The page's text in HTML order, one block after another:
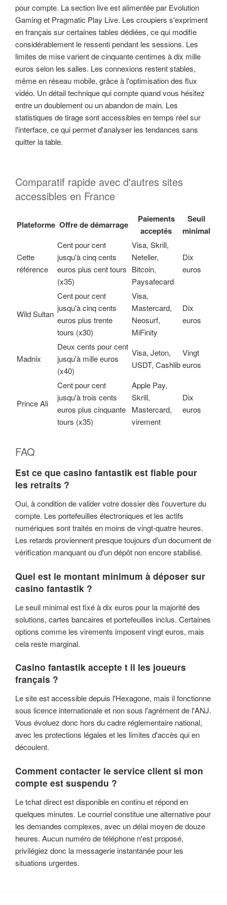
pour compte. La section live est alimentée par Evolution
Gaming et Pragmatic Play Live. Les croupiers s'expriment
en français sur certaines tables dédiées, ce qui modifie
considérablement le ressenti pendant les sessions. Les
limites de mise varient de cinquante centimes à dix mille
euros selon les salles. Les connexions restent stables,
même en réseau mobile, grâce à l'optimisation des flux
vidéo. Un détail technique qui compte quand vous hésitez
entre un doublement ou un abandon de main. Les
statistiques de tirage sont accessibles en temps réel sur
l'interface, ce qui permet d'analyser les tendances sans
quitter la table.
Comparatif rapide avec d'autres sites
accessibles en France
Plateforme Offre de démarrage
Paiements
acceptés
Seuil
minimal
Cette
référence
Cent pour cent
jusqu'à cinq cents
euros plus cent tours
(x35)
Visa, Skrill,
Neteller,
Bitcoin,
Paysafecard
Dix
euros
Wild Sultan
Cent pour cent
jusqu'à cinq cents
euros plus trente
tours (x30)
Visa,
Mastercard,
Neosurf,
MiFinity
Dix
euros
Madnix
Deux cents pour cent
jusqu'à mille euros
(x40)
Visa, Jeton,
USDT, Cashlib
Vingt
euros
Prince Ali
Cent pour cent
jusqu'à trois cents
euros plus cinquante
tours (x35)
Apple Pay,
Skrill,
Mastercard,
virement
Dix
euros
FAQ
Est ce que casino fantastik est fiable pour
les retraits ?
Oui, à condition de valider votre dossier dès l'ouverture du
compte. Les portefeuilles électroniques et les actifs
numériques sont traités en moins de vingt-quatre heures.
Les retards proviennent presque toujours d'un document de
vérification manquant ou d'un dépôt non encore stabilisé.
Quel est le montant minimum à déposer sur
casino fantastik ?
Le seuil minimal est fixé à dix euros pour la majorité des
solutions, cartes bancaires et portefeuilles inclus. Certaines
options comme les virements imposent vingt euros, mais
cela reste marginal.
Casino fantastik accepte t il les joueurs
français ?
Le site est accessible depuis l'Hexagone, mais il fonctionne
sous licence internationale et non sous l'agrément de l'ANJ.
Vous évoluez donc hors du cadre réglementaire national,
avec les protections légales et les limites d'accès qui en
découlent.
Comment contacter le service client si mon
compte est suspendu ?
Le tchat direct est disponible en continu et répond en
quelques minutes. Le courriel constitue une alternative pour
les demandes complexes, avec un délai moyen de douze
heures. Aucun numéro de téléphone n'est proposé,
privilégiez donc la messagerie instantanée pour les
situations urgentes.